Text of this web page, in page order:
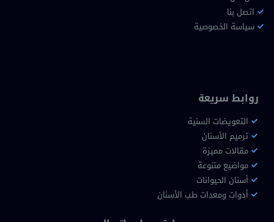
اتصل بنا
سياسة الخصوصية
روابط سريعة
التعويضات السنية
ترميم الأسنان
مقالات مميزة
مواضيع متنوعة
أسنان الحيوانات
أدوات ومعدات طب الأسنان